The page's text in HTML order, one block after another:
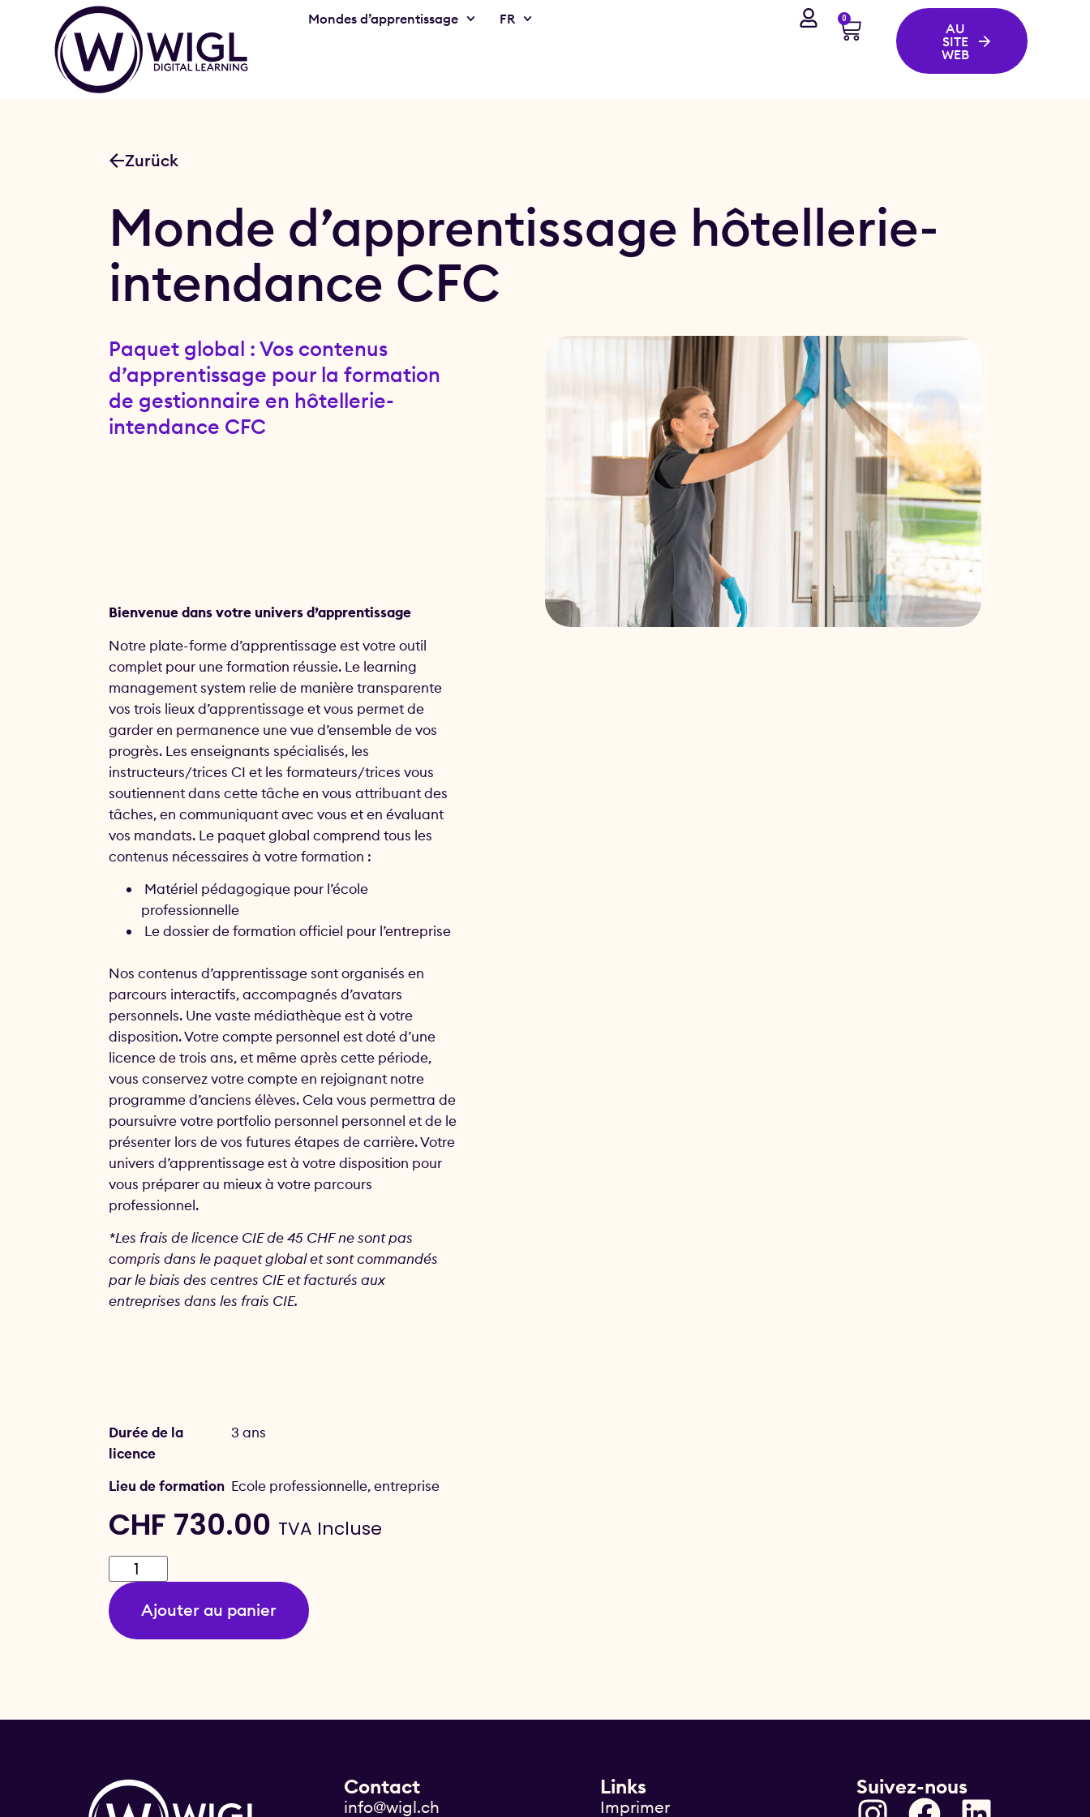
Mondes d’apprentissage FR 0
AU
SITE
WEB
Zurück
Monde d’apprentissage hôtellerie-
intendance CFC
Paquet global : Vos contenus
d’apprentissage pour la formation
de gestionnaire en hôtellerie-
intendance CFC
Bienvenue dans votre univers d’apprentissage
Notre plate-forme d’apprentissage est votre outil
complet pour une formation réussie. Le learning
management system relie de manière transparente
vos trois lieux d’apprentissage et vous permet de
garder en permanence une vue d’ensemble de vos
progrès. Les enseignants spécialisés, les
instructeurs/trices CI et les formateurs/trices vous
soutiennent dans cette tâche en vous attribuant des
tâches, en communiquant avec vous et en évaluant
vos mandats. Le paquet global comprend tous les
contenus nécessaires à votre formation :
Matériel pédagogique pour l’école
professionnelle
Le dossier de formation officiel pour l’entreprise
Nos contenus d’apprentissage sont organisés en
parcours interactifs, accompagnés d’avatars
personnels. Une vaste médiathèque est à votre
disposition. Votre compte personnel est doté d’une
licence de trois ans, et même après cette période,
vous conservez votre compte en rejoignant notre
programme d’anciens élèves. Cela vous permettra de
poursuivre votre portfolio personnel personnel et de le
présenter lors de vos futures étapes de carrière. Votre
univers d’apprentissage est à votre disposition pour
vous préparer au mieux à votre parcours
professionnel.
*Les frais de licence CIE de 45 CHF ne sont pas
compris dans le paquet global et sont commandés
par le biais des centres CIE et facturés aux
entreprises dans les frais CIE.
Durée de la
licence
3 ans
Lieu de formation Ecole professionnelle, entreprise
CHF 730.00 TVA Incluse
Ajouter au panier
Contact
info@wigl.ch
Links
Imprimer
Suivez-nous